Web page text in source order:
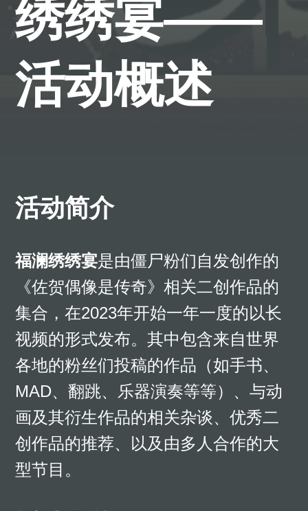
绣绣宴——
活动概述
活动简介
福澜绣绣宴是由僵尸粉们自发创作的
《佐贺偶像是传奇》相关二创作品的
集合，在2023年开始一年一度的以长
视频的形式发布。其中包含来自世界
各地的粉丝们投稿的作品（如手书、
MAD、翻跳、乐器演奏等等）、与动
画及其衍生作品的相关杂谈、优秀二
创作品的推荐、以及由多人合作的大
型节目。